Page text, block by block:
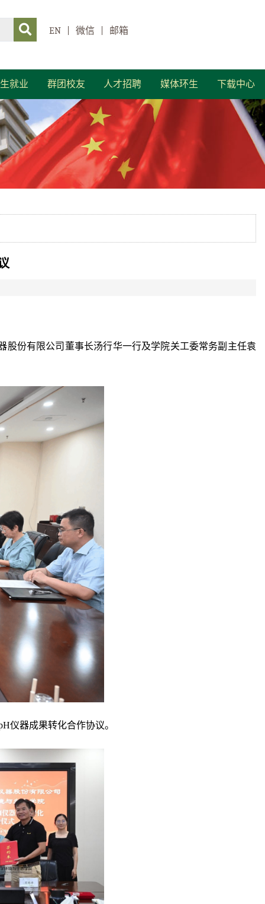
EN 微信 邮箱
就业 群团校友 人才招聘 媒体环生 下载中心
股份有限公司 董事长汤行华一行及学院关工委常务副主任袁
仪器成果转化合作协议。